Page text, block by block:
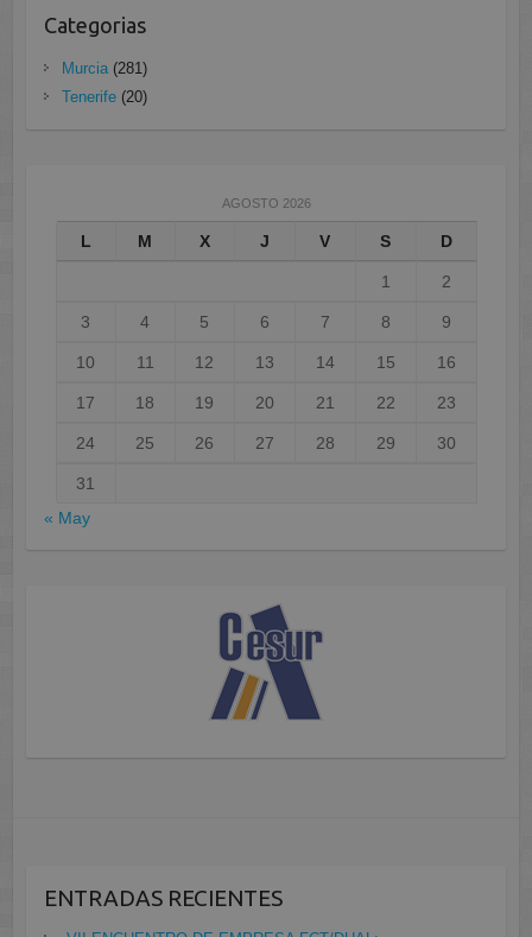
Categorias
Murcia(281)
Tenerife(20)
AGOSTO 2026
L M X J V S D
1 2
3 4 5 6 7 8 9
10 11 12 13 14 15 16
17 18 19 20 21 22 23
24 25 26 27 28 29 30
31
« May
ENTRADAS RECIENTES